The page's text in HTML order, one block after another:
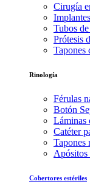
Cirugía
Tubos
Prótesis
Tapones
Rinología
Férulas
Botón
Láminas
Catéter
Tapones
Apósitos
Cobertores estériles